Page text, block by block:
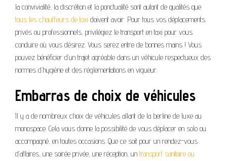
la convivialité, la discrétion et la ponctualité sont autant de qualités que
tous les chauffeurs de taxi doivent avoir. Pour tous vos déplacements
privés ou professionnels, privilégiez le transport en taxi pour vous
conduire où vous désirez. Vous serez entre de bonnes mains ! Vous
pouvez bénéficier d’un trajet agréable dans un véhicule respectueux des
normes d’hygiène et des réglementations en vigueur.
Embarras de choix de véhicules
Il y a de nombreux choix de véhicules allant de la berline de luxe au
monospace. Cela vous donne la possibilité de vous déplacer en solo ou
accompagné, en toutes occasions. Que ce soit pour un rendez-vous
d’affaires, une soirée privée, une réception, un transport sanitaire ou